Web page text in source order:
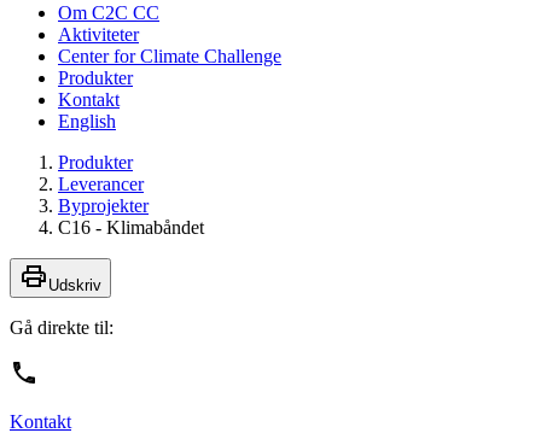
Om C2C CC
Aktiviteter
Center for Climate Challenge
Produkter
Kontakt
English
Produkter
Leverancer
Byprojekter
C16 - Klimabåndet
Udskriv
Gå direkte til:
Kontakt